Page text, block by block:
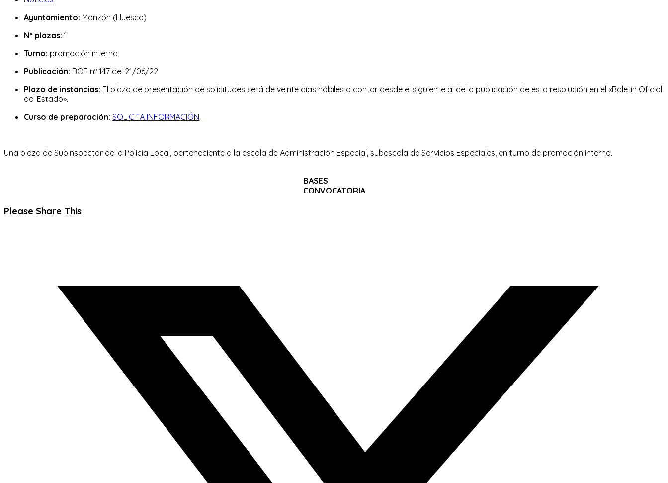
entrada:
la
Ayuntamiento: Monzón (Huesca)
Nº plazas: 1
Turno: promoción interna
Publicación: BOE nº 147 del 21/06/22
Plazo de instancias: El plazo de presentación de solicitudes será de veinte días hábiles a contar desde el siguiente al de la publicación de esta resolución en el «Boletín Oficial
del Estado».
Curso de preparación: SOLICITA INFORMACIÓN
Una plaza de Subinspector de la Policía Local, perteneciente a la escala de Administración Especial, subescala de Servicios Especiales, en turno de promoción interna.
BASES
CONVOCATORIA
Please Share ThisCompartir